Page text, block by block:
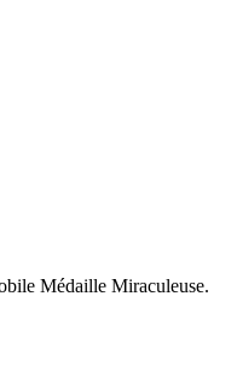
Médaille Miraculeuse.